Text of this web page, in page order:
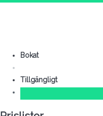
Bokat
Tillgängligt